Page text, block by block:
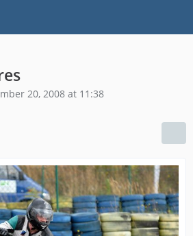
20, 2008 at 11:38